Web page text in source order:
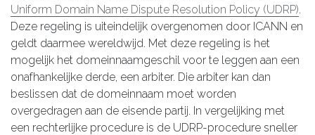
Uniform Domain Name Dispute Resolution Policy (UDRP).
Deze regeling is uiteindelijk overgenomen door ICANN en
geldt daarmee wereldwijd. Met deze regeling is het
mogelijk het domeinnaamgeschil voor te leggen aan een
onafhankelijke derde, een arbiter. Die arbiter kan dan
beslissen dat de domeinnaam moet worden
overgedragen aan de eisende partij. In vergelijking met
een rechterlijke procedure is de UDRP-procedure sneller